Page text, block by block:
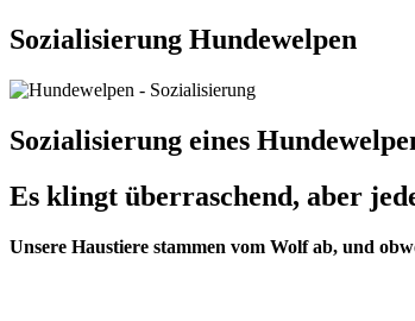
Sozialisierung Hundewelpen
Sozialisierung eines
Es klingt überraschend, aber
Unsere Haustiere stammen vom Wolf ab, und